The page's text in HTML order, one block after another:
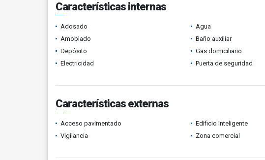
Características internas
Adosado Agua
Amoblado
Baño auxiliar
Depósito
Gas domiciliario
Electricidad
Puerta de seguridad
Características externas
Acceso pavimentado Edificio Inteligente
Vigilancia
Zona comercial